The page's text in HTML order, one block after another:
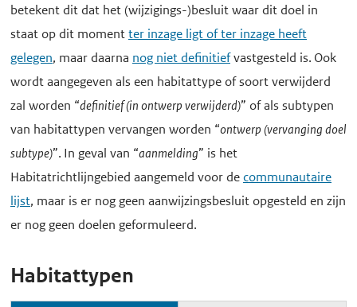
betekent dit dat het (wijzigings-)besluit waar dit doel in
staat op dit momentter inzage ligt of ter inzage heeft
gelegen, maar daarna nog niet definitiefvastgesteld is. Ook
wordt aangegeven als een habitattype of soort verwijderd
zal worden “definitief (in ontwerp verwijderd)” of als subtypen
van habitattypen vervangen worden “ontwerp (vervanging doel
subtype)”. In geval van “aanmelding” is het
Habitatrichtlijngebied aangemeld voor decommunautaire
lijst, maar is er nog geen aanwijzingsbesluit opgesteld en zijn
er nog geen doelen geformuleerd.
Habitattypen